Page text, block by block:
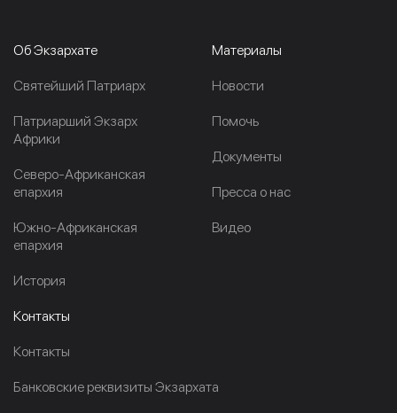
Об Экзархате
Cвятейший Патриарх
Патриарший Экзарх
Африки
Северо-Африканская
епархия
Южно-Африканская
епархия
История
Материалы
Новости
Помочь
Документы
Пресса о нас
Видео
Контакты
Контакты
Банковские реквизиты Экзархата